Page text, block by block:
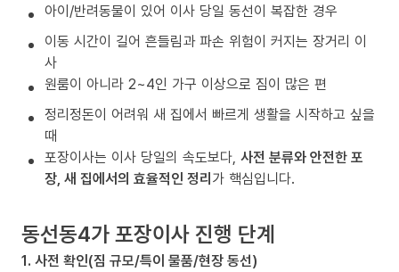
아이/반려동물이 있어 이사 당일 동선이 복잡한 경우
이동 시간이 길어 흔들림과 파손 위험이 커지는 장거리 이
사
원룸이 아니라 2~4인 가구 이상으로 짐이 많은 편
정리정돈이 어려워 새 집에서 빠르게 생활을 시작하고 싶을
때
포장이사는 이사 당일의 속도보다, 사전 분류와 안전한 포
장, 새 집에서의 효율적인 정리가 핵심입니다.
동선동4가 포장이사 진행 단계
1. 사전 확인(짐 규모/특이 물품/현장 동선)